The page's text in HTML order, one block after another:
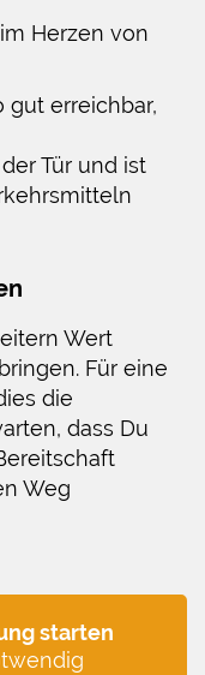
Herzen von
gut erreichbar,
Tür und ist
Wert
Für eine
die
dass Du
Weg
starten